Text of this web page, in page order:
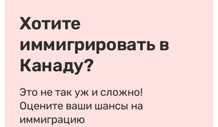
Хотите
иммигрировать в
Канаду?
Это не так уж и сложно!
Оцените ваши шансы на
иммиграцию